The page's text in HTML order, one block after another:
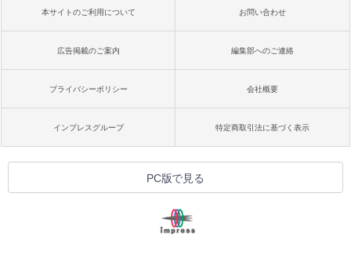
本サイトのご利用について お問い合わせ
広告掲載のご案内 編集部へのご連絡
プライバシーポリシー 会社概要
インプレスグループ 特定商取引法に基づく表示
PC版で見る